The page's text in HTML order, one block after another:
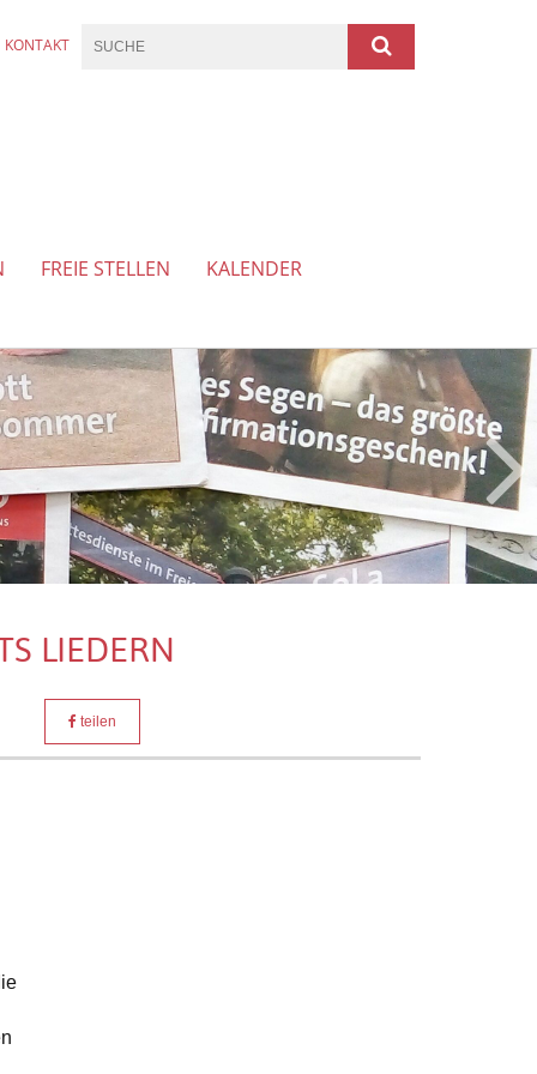
KONTAKT
FREIE STELLEN
KALENDER
LIEDERN
teilen